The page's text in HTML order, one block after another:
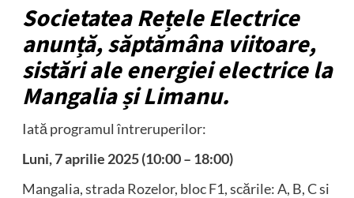
Societatea Rețele Electrice
anunță, săptămâna viitoare,
sistări ale energiei electrice la
Mangalia și Limanu.
Iată programul întreruperilor:
Luni, 7 aprilie 2025 (10:00 – 18:00)
Mangalia, strada Rozelor, bloc F1, scările: A, B, C si